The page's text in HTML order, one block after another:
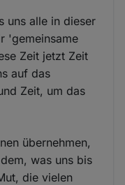
uns alle in dieser
'gemeinsame
Zeit jetzt Zeit
auf das
Zeit, um das
übernehmen,
was uns bis
die vielen